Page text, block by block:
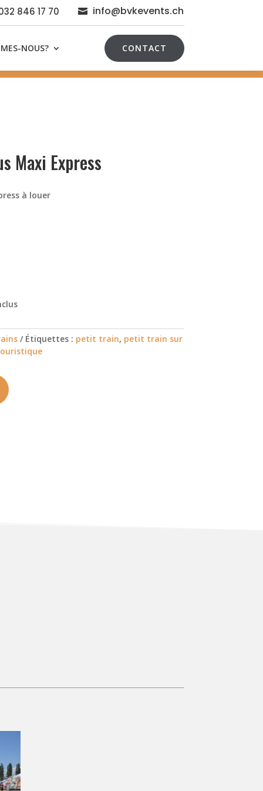
846 17 70  info@bvkevents.ch
NOUS? CONTACT
Maxi Express
à louer
Étiquettes : petit train, petit train sur